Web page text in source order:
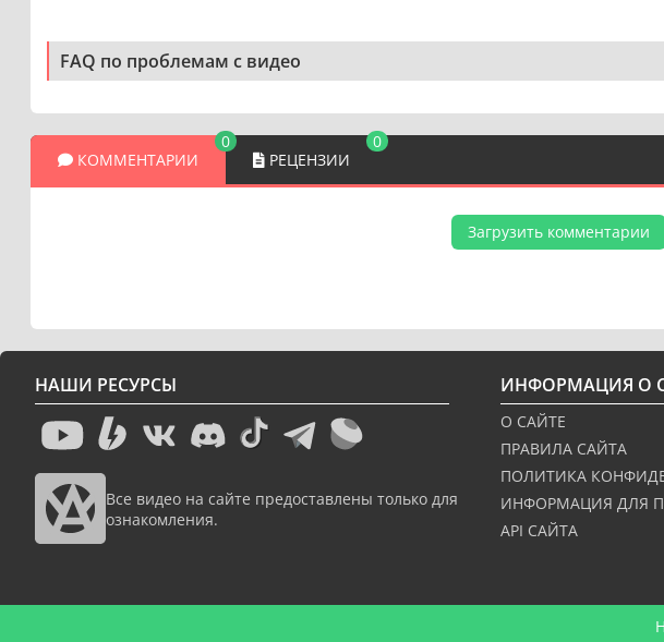
FAQ по проблемам с видео
КОММЕНТАРИИ
0
РЕЦЕНЗИИ
0
Загрузить комментарии
НАШИ РЕСУРСЫ
Все видео на сайте предоставлены только для
ознакомления.
ИНФОРМАЦИЯ О
О САЙТЕ
ПРАВИЛА САЙТА
ПОЛИТИКА
ИНФОРМАЦИЯ ДЛЯ
API САЙТА